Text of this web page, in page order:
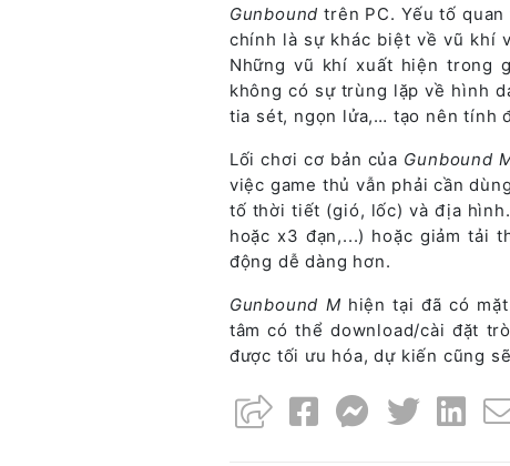
Gunbound trên PC. Yếu tố
chính là sự khác biệt về vũ khí
Những vũ khí xuất hiện trong
không có sự trùng lặp về hình
tia sét, ngọn lửa,… tạo nên tính
Lối chơi cơ bản của Gunbound
việc game thủ vẫn phải cần
tố thời tiết (gió, lốc) và địa
hoặc x3 đạn,...) hoặc giảm tải
động dễ dàng hơn.
Gunbound M hiện tại đã có
tâm có thể download/cài đặt
được tối ưu hóa, dự kiến cũng